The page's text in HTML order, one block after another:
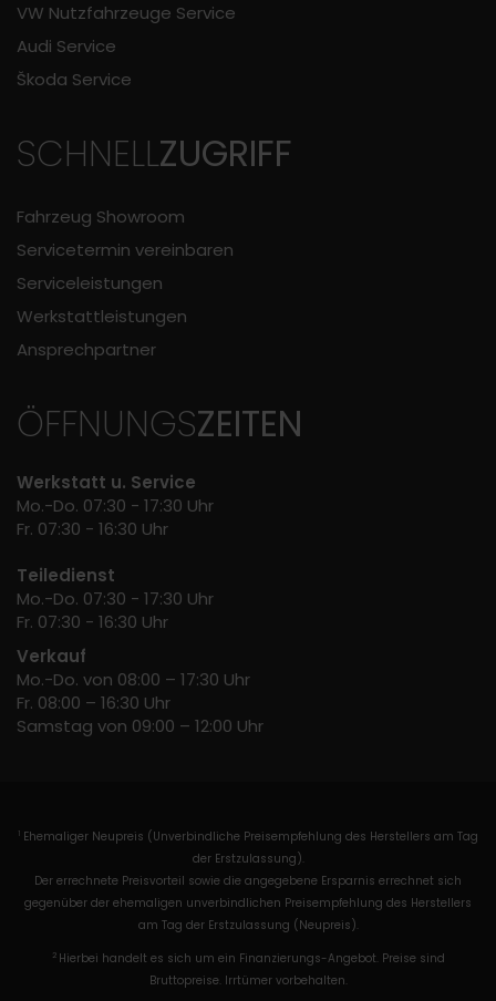
VW Nutzfahrzeuge Service
Audi Service
Škoda Service
SCHNELLZUGRIFF
Fahrzeug Showroom
Servicetermin vereinbaren
Serviceleistungen
Werkstattleistungen
Ansprechpartner
ÖFFNUNGSZEITEN
Werkstatt u. Service
Mo.-Do. 07:30 - 17:30 Uhr
Fr. 07:30 - 16:30 Uhr
Teiledienst
Mo.-Do. 07:30 - 17:30 Uhr
Fr. 07:30 - 16:30 Uhr
Verkauf
Mo.-Do. von 08:00 – 17:30 Uhr
Fr. 08:00 – 16:30 Uhr
Samstag von 09:00 – 12:00 Uhr
1 Ehemaliger Neupreis (Unverbindliche Preisempfehlung des Herstellers am Tag
der Erstzulassung).
Der errechnete Preisvorteil sowie die angegebene Ersparnis errechnet sich
gegenüber der ehemaligen unverbindlichen Preisempfehlung des Herstellers
am Tag der Erstzulassung (Neupreis).
2 Hierbei handelt es sich um ein Finanzierungs-Angebot. Preise sind
Bruttopreise. Irrtümer vorbehalten.